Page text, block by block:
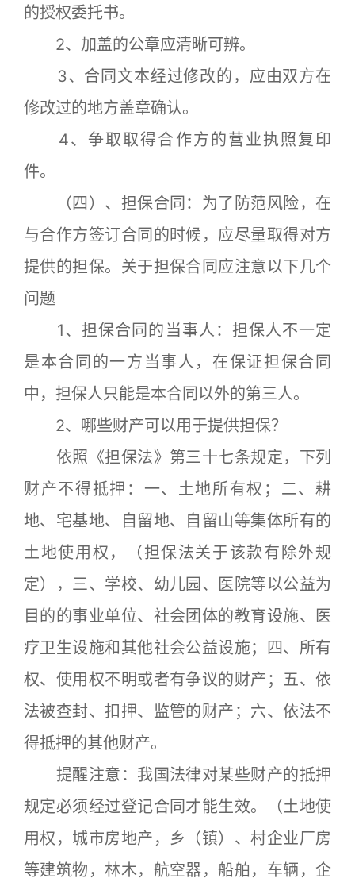
的授权委托书。
2、加盖的公章应清晰可辨。
3、合同文本经过修改的，应由双方在
修改过的地方盖章确认。
4、争取取得合作方的营业执照复印
件。
（四）、担保合同：为了防范风险，在
与合作方签订合同的时候，应尽量取得对方
提供的担保。关于担保合同应注意以下几个
问题
1、担保合同的当事人：担保人不一定
是本合同的一方当事人，在保证担保合同
中，担保人只能是本合同以外的第三人。
2、哪些财产可以用于提供担保？
依照《担保法》第三十七条规定，下列
财产不得抵押：一、土地所有权；二、耕
地、宅基地、自留地、自留山等集体所有的
土地使用权，（担保法关于该款有除外规
定），三、学校、幼儿园、医院等以公益为
目的的事业单位、社会团体的教育设施、医
疗卫生设施和其他社会公益设施；四、所有
权、使用权不明或者有争议的财产；五、依
法被查封、扣押、监管的财产；六、依法不
得抵押的其他财产。
提醒注意：我国法律对某些财产的抵押
规定必须经过登记合同才能生效。（土地使
用权，城市房地产，乡（镇）、村企业厂房
等建筑物，林木，航空器，船舶，车辆，企